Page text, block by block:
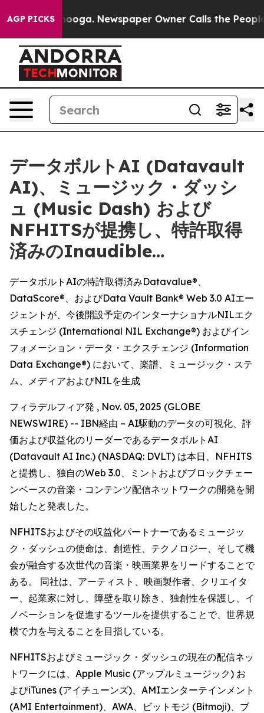
AGP PICKSNewspaper Owner Calls the People
データボルトAI (Datavault
AI)、ミュージック・ダッシ
ュ (Music Dash) および
NFHITSが提携し、特許取得
済みのInaudible…
データボルトAIの特許取得済みDatavalue®、
DataScore®、およびData Vault Bank® Web 3.0 AIエー
ジェントが、今後開設予定のインターナショナルNILエク
スチェンジ (International NIL Exchange®) およびイン
フォメーション・データ・エクスチェンジ (Information
Data Exchange®) において、楽譜、ミュージック・ステ
ム、メディアおよびNILを生成
フィラデルフィア発 , Nov. 05, 2025 (GLOBE
NEWSWIRE) -- IBN経由 – AI駆動のデータの可視化、評
価および収益化のリーダーであるデータボルトAI
(Datavault AI Inc.) (NASDAQ: DVLT) は本日、NFHITS
と提携し、独自のWeb 3.0、ミントおよびブロックチェー
ンベースの音楽・コンテンツ配信ネットワークの開発を開
始したと発表した。
NFHITSおよびその収益化パートナーであるミュージッ
ク・ダッシュの使命は、創造性、テクノロジー、そして機
会が融合する次世代の音楽・映画業界をリードすることで
ある。 同社は、アーティスト、映画製作者、クリエイタ
ー、起業家に対し、障壁を取り除き、独創性を保護し、イ
ノベーションを促進するツールを提供することで、世界規
模で力を与えることを目指している。
NFHITSおよびミュージック・ダッシュの現在の配信ネッ
トワークには、Apple Music (アップルミュージック) お
よびiTunes (アイチューンズ)、AMIエンターテインメント
(AMI Entertainment)、AWA、ビットモジ (Bitmoji)、ブ